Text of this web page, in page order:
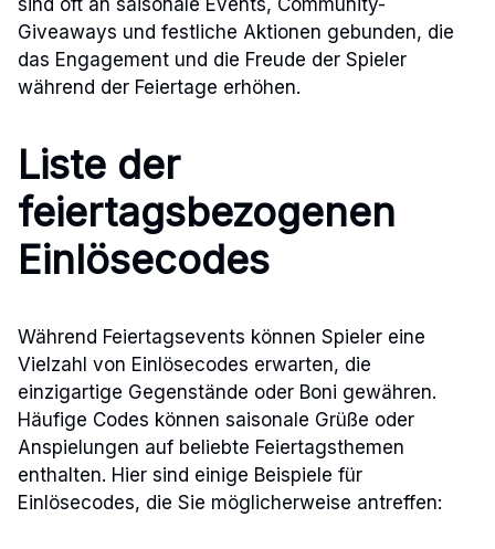
sind oft an saisonale Events, Community-
Giveaways und festliche Aktionen gebunden, die
das Engagement und die Freude der Spieler
während der Feiertage erhöhen.
Liste der
feiertagsbezogenen
Einlösecodes
Während Feiertagsevents können Spieler eine
Vielzahl von Einlösecodes erwarten, die
einzigartige Gegenstände oder Boni gewähren.
Häufige Codes können saisonale Grüße oder
Anspielungen auf beliebte Feiertagsthemen
enthalten. Hier sind einige Beispiele für
Einlösecodes, die Sie möglicherweise antreffen: